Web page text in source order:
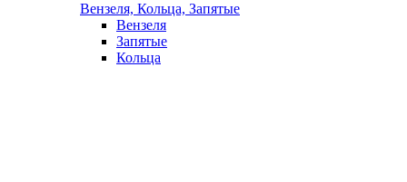
Вензеля, Кольца, Запятые
Вензеля
Запятые
Кольца